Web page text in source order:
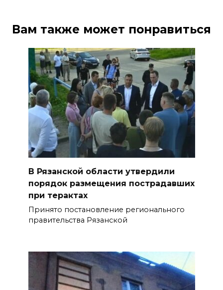
Вам также может понравиться
В Рязанской области утвердили
порядок размещения пострадавших
при терактах
Принято постановление регионального
правительства Рязанской